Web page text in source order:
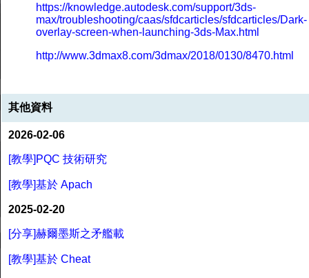
https://knowledge.autodesk.com/support/3ds-
max/troubleshooting/caas/sfdcarticles/sfdcarticles/Dark-
overlay-screen-when-launching-3ds-Max.html
http://www.3dmax8.com/3dmax/2018/0130/8470.html
其他資料
2026-02-06
[教學]PQC 技術研究
[教學]基於 Apach
2025-02-20
[分享]赫爾墨斯之矛艦載
[教學]基於 Cheat